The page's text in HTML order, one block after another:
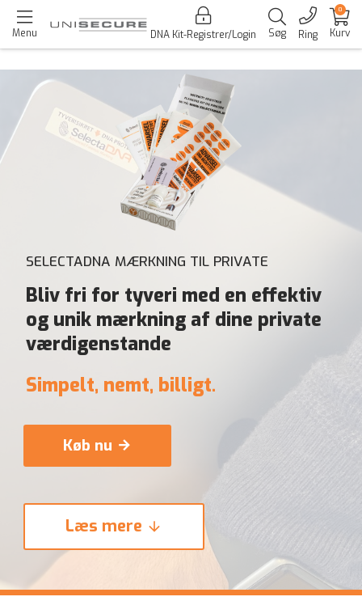
Menu DNA Kit-Registrer/Login Søg Ring Kurv
0
arrow_forward
arrow_downward